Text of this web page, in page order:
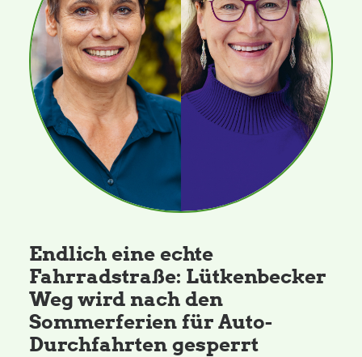
Endlich eine echte
Fahrradstraße: Lütkenbecker
Weg wird nach den
Sommerferien für Auto-
Durchfahrten gesperrt